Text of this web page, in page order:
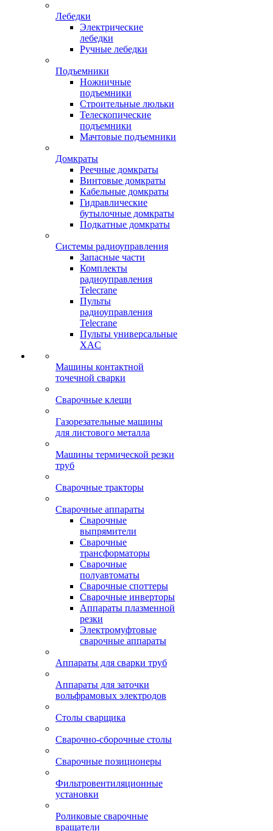
Лебедки
Электрические
лебедки
Ручные лебедки
Подъемники
Ножничные
подъемники
Строительные люльки
Телескопические
подъемники
Мачтовые подъемники
Домкраты
Реечные домкраты
Винтовые домкраты
Кабельные домкраты
Гидравлические
бутылочные домкраты
Подкатные домкраты
Системы радиоуправления
Запасные части
Комплекты
радиоуправления
Telecrane
Пульты
радиоуправления
Telecrane
Пульты универсальные
XAC
Машины контактной
точечной сварки
Сварочные клещи
Газорезательные машины
для листового металла
Машины термической резки
труб
Сварочные тракторы
Сварочные аппараты
Сварочные
выпрямители
Сварочные
трансформаторы
Сварочные
полуавтоматы
Сварочные споттеры
Сварочные инверторы
Аппараты плазменной
резки
Электромуфтовые
сварочные аппараты
Аппараты для сварки труб
Аппараты для заточки
вольфрамовых электродов
Столы сварщика
Сварочно-сборочные столы
Сварочные позиционеры
Фильтровентиляционные
установки
Роликовые сварочные
вращатели